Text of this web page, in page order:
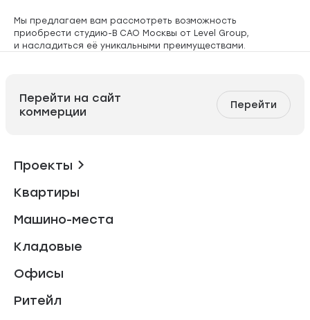
Мы предлагаем вам рассмотреть возможность
приобрести студию-В САО Москвы от Level Group,
и насладиться её уникальными преимуществами.
Перейти на сайт
коммерции
Перейти
Проекты
Квартиры
Машино-места
Кладовые
Офисы
Ритейл